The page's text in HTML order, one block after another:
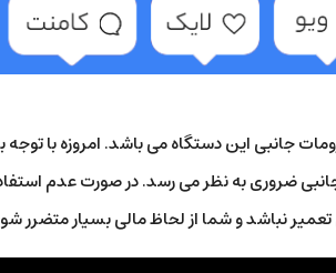
جانبی این دستگاه می باشد. امروزه با توجه
جانبی ضروری به نظر می رسد. در صورت عدم
نباشد و شما از لحاظ مالی بسیار متضرر